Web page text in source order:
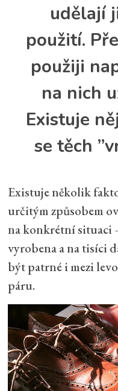
udělají
použití.
použiji
na nich
Existuje
se těch
Existuje několik
určitým způsobem
na konkrétní situaci
vyrobena a na tisíci
být patrné i mezi
páru.